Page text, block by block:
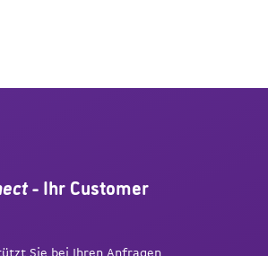
- Ihr Customer
Sie bei Ihren Anfragen